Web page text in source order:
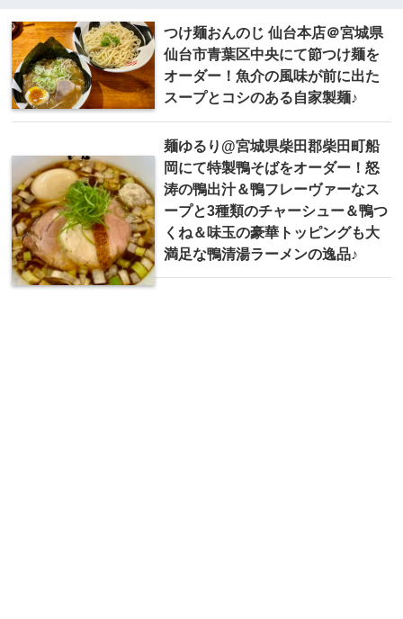
つけ麺おんのじ 仙台本店＠宮城県
仙台市青葉区中央にて節つけ麺を
オーダー！魚介の風味が前に出た
スープとコシのある自家製麺♪
麺ゆるり@宮城県柴田郡柴田町船
岡にて特製鴨そばをオーダー！怒
涛の鴨出汁＆鴨フレーヴァーなス
ープと3種類のチャーシュー＆鴨つ
くね＆味玉の豪華トッピングも大
満足な鴨清湯ラーメンの逸品♪